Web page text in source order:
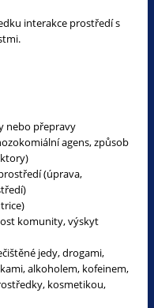
interakce prostředí s
nebo přepravy
agens, způsob
(úprava,
komunity, výskyt
jedy, drogami,
alkoholem, kofeinem,
kosmetikou,